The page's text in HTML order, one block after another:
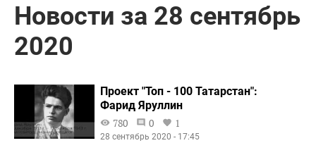
Новости за 28 сентябрь
2020
Проект "Топ - 100 Татарстан":
Фарид Яруллин
780
0 1
28 сентябрь 2020 - 17:45